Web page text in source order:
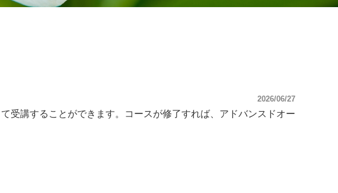
2026/06/27
受講することができます。コースが修了すれば、アドバンスドオー